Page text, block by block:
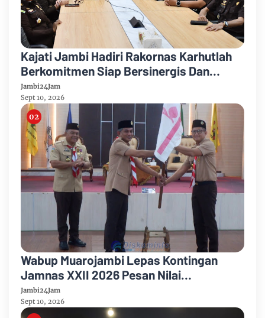
Kajati Jambi Hadiri Rakornas Karhutlah
Berkomitmen Siap Bersinergis Dan
Kolaborasi Dalam Penanganan Karhutla
Jambi24Jam
Sept 10, 2026
Wabup Muarojambi Lepas Kontingan
Jamnas XXII 2026 Pesan Nilai
Kedisiplinan Dan Pancasila
Jambi24Jam
Sept 10, 2026